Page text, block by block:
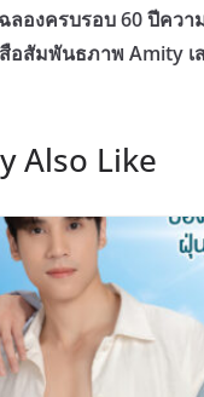
ลองครบรอบ 60 ปีคว
อสัมพันธภาพ Amity เ
Also Like